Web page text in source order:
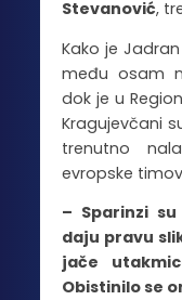
Stevanović,
Kako je
među osam
dok je u
Kragujevčani
trenutno
evropske
– Sparinzi
daju pravu
jače
Obistinilo se